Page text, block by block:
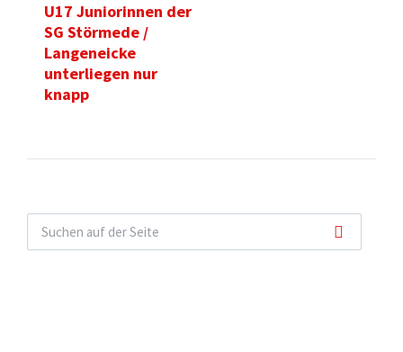
U17 Juniorinnen der
SG Störmede /
Langeneicke
unterliegen nur
knapp